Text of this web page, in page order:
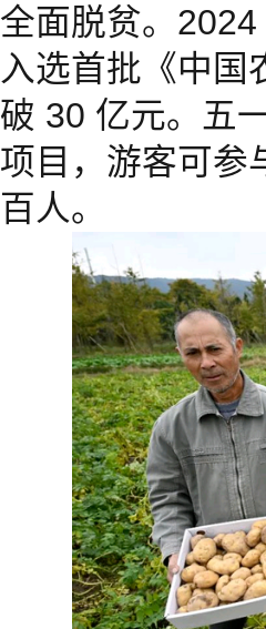
全面脱贫。2024
入选首批《中国
破 30 亿元。五
项目，游客可参
百人。